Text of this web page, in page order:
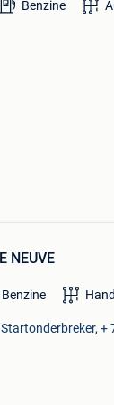
Benzine
NEUVE
Benzine
+